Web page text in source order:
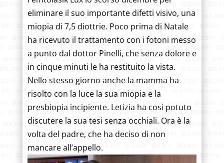
eliminare il suo importante difetti visivo, una
miopia di 7,5 diottrie. Poco prima di Natale
ha ricevuto il trattamento con i fotoni messo
a punto dal dottor Pinelli, che senza dolore e
in cinque minuti le ha restituito la vista.
Nello stesso giorno anche la mamma ha
risolto con la luce la sua miopia e la
presbiopia incipiente. Letizia ha così potuto
discutere la sua tesi senza occhiali. Ora è la
volta del padre, che ha deciso di non
mancare all’appello.